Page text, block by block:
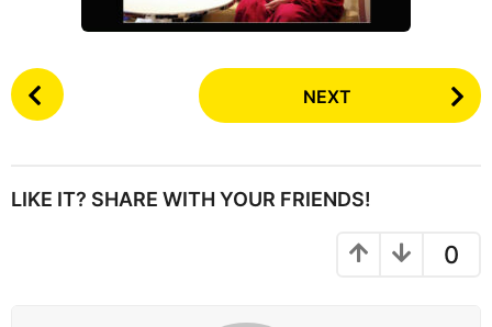
P
o
P
NEXT
LIKE IT? SHARE WITH YOUR FRIENDS!
0